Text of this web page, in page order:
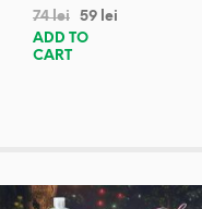
74lei 59 lei
ADD TO
CART